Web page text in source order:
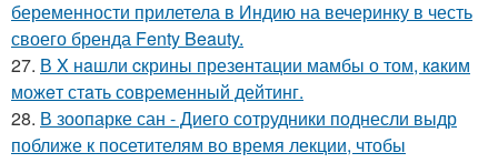
беременности прилетела в Индию на вечеринку в честь
своего бренда Fenty Beauty.
27. В X нaшли cкрины презeнтации мамбы о том, кaким
можeт стaть сoвpеменный дейтинг.
28. В зоопарке сан - Диего сотрудники поднесли выдр
поближе к посетителям во время лекции, чтобы